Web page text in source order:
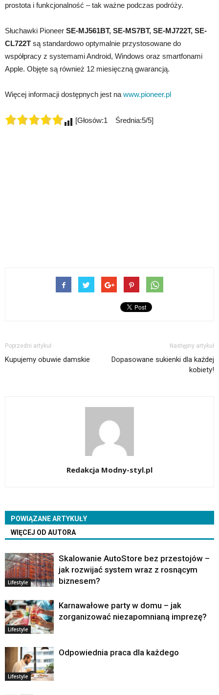
prostota i funkcjonalność – tak ważne podczas podróży.
Słuchawki Pioneer SE-MJ561BT, SE-MS7BT, SE-MJ722T, SE-
CL722T są standardowo optymalnie przystosowane do
współpracy z systemami Android, Windows oraz smartfonami
Apple. Objęte są również 12 miesięczną gwarancją.
Więcej informacji dostępnych jest na www.pioneer.pl
[Głosów:1 Średnia:5/5]
Poprzedni artykuł
Kupujemy obuwie damskie
Następny artykuł
Dopasowane sukienki dla każdej
kobiety!
Redakcja Modny-styl.pl
POWIĄZANE ARTYKUŁY
WIĘCEJ OD AUTORA
Lifestyle
Skalowanie AutoStore bez przestojów –
jak rozwijać system wraz z rosnącym
biznesem?
Lifestyle
Karnawałowe party w domu – jak
zorganizować niezapomnianą imprezę?
Lifestyle
Odpowiednia praca dla każdego